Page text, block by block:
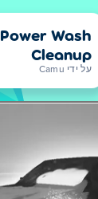
Power Wash
Cleanup
על ידי Camu